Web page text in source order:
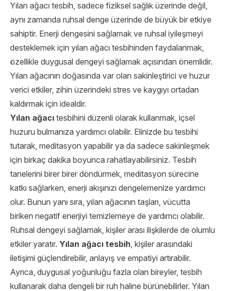
Yılan ağacı tesbih, sadece fiziksel sağlık üzerinde değil,
aynı zamanda ruhsal denge üzerinde de büyük bir etkiye
sahiptir. Enerji dengesini sağlamak ve ruhsal iyileşmeyi
desteklemek için yılan ağacı tesbihinden faydalanmak,
özellikle duygusal dengeyi sağlamak açısından önemlidir.
Yılan ağacının doğasında var olan sakinleştirici ve huzur
verici etkiler, zihin üzerindeki stres ve kaygıyı ortadan
kaldırmak için idealdir.
Yılan ağacı tesbihini düzenli olarak kullanmak, içsel
huzuru bulmanıza yardımcı olabilir. Elinizde bu tesbihi
tutarak, meditasyon yapabilir ya da sadece sakinleşmek
için birkaç dakika boyunca rahatlayabilirsiniz. Tesbih
tanelerini birer birer döndürmek, meditasyon sürecine
katkı sağlarken, enerji akışınızı dengelemenize yardımcı
olur. Bunun yanı sıra, yılan ağacının taşları, vücutta
biriken negatif enerjiyi temizlemeye de yardımcı olabilir.
Ruhsal dengeyi sağlamak, kişiler arası ilişkilerde de olumlu
etkiler yaratır. Yılan ağacı tesbih, kişiler arasındaki
iletişimi güçlendirebilir, anlayış ve empatiyi artırabilir.
Ayrıca, duygusal yoğunluğu fazla olan bireyler, tesbih
kullanarak daha dengeli bir ruh haline bürünebilirler. Yılan